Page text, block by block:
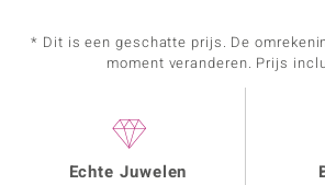
* Dit is een geschatte prijs. De
moment veranderen. Prijs
Echte Juwelen